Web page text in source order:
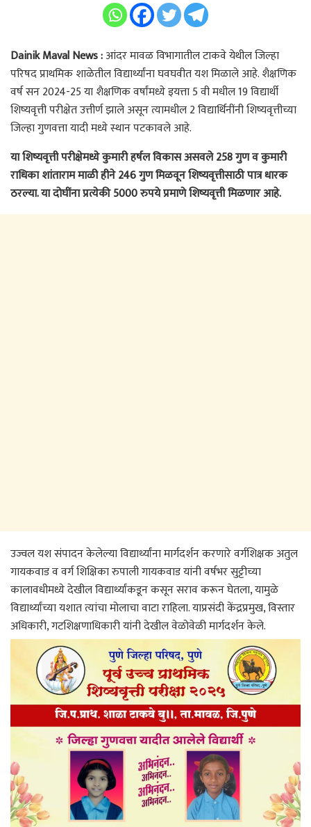
Dainik Maval News :आंदर मावळ विभागातील टाकवे येथील जिल्हा
परिषद प्राथमिक शाळेतील विद्यार्थ्यांना घवघवीत यश मिळाले आहे. शैक्षणिक
वर्ष सन 2024-25 या शैक्षणिक वर्षांमध्ये इयत्ता 5 वी मधील 19 विद्यार्थी
शिष्यवृत्ती परीक्षेत उत्तीर्ण झाले असून त्यामधील 2 विद्यार्थिनींनी शिष्यवृत्तीच्या
जिल्हा गुणवत्ता यादी मध्ये स्थान पटकावले आहे.
या शिष्यवृत्ती परीक्षेमध्ये कुमारी हर्षल विकास असवले 258 गुण व कुमारी
राधिका शांताराम माळी हीने 246 गुण मिळवून शिष्यवृत्तीसाठी पात्र धारक
ठरल्या. या दोघींना प्रत्येकी 5000 रुपये प्रमाणे शिष्यवृत्ती मिळणार आहे.
उज्वल यश संपादन केलेल्या विद्यार्थ्यांना मार्गदर्शन करणारे वर्गशिक्षक अतुल
गायकवाड व वर्ग शिक्षिका रुपाली गायकवाड यांनी वर्षभर सुट्टीच्या
कालावधीमध्ये देखील विद्यार्थ्यांकडून कसून सराव करून घेतला, यामुळे
विद्यार्थ्यांच्या यशात त्यांचा मोलाचा वाटा राहिला. याप्रसंदी केंद्रप्रमुख, विस्तार
अधिकारी, गटशिक्षणाधिकारी यांनी देखील वेळोवेळी मार्गदर्शन केले.